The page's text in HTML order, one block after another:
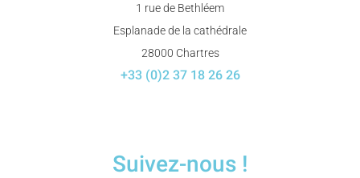
1 rue de Bethléem
Esplanade de la cathédrale
28000 Chartres
+33 (0)2 37 18 26 26
Suivez-nous !